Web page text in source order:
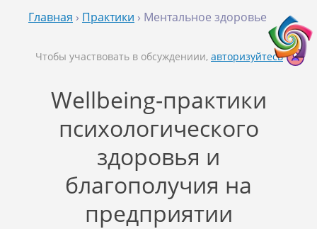
Главная › Практики › Ментальное здоровье
Wellbeing-практики
психологического
здоровья и
благополучия на
предприятии
Чтобы участвовать в обсуждениии, авторизуйтесь